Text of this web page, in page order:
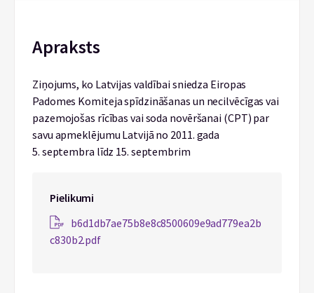
Apraksts
Ziņojums, ko Latvijas valdībai sniedza Eiropas
Padomes Komiteja spīdzināšanas un necilvēcīgas vai
pazemojošas rīcības vai soda novēršanai (CPT) par
savu apmeklējumu Latvijā no 2011. gada
5. septembra līdz 15. septembrim
Pielikumi
b6d1db7ae75b8e8c8500609e9ad779ea2b
c830b2.pdf